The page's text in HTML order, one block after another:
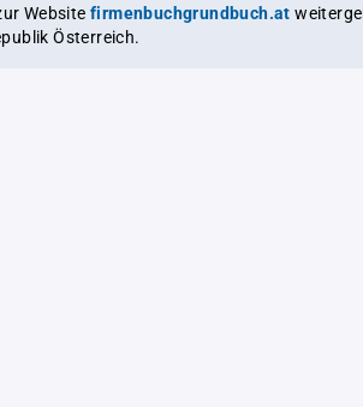
Website firmenbuchgrundbuch.at weitergeleitet,
Österreich.